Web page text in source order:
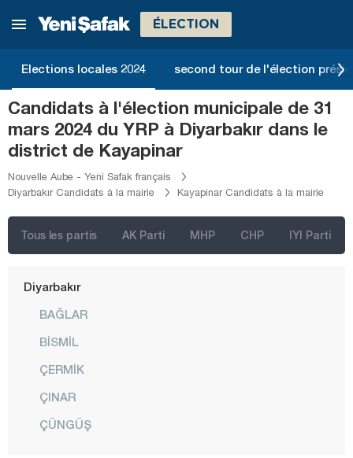
ÉLECTION
Elections locales 2024 second tour de l'élection
Candidats à l'élection municipale de 31
mars 2024 du YRP à Diyarbakır dans le
district de Kayapinar
Nouvelle Aube - Yeni Safak français
Diyarbakır Candidats à la mairie
Kayapinar Candidats à la mairie
Tous les partis AK Parti MHP CHP IYI Parti
Bingöl
Bolu
Burdur
Bursa
Çanakkale
Çankırı
Denizli
Diyarbakır
BAĞLAR
BİSMİL
ÇERMİK
ÇINAR
ÇÜNGÜŞ